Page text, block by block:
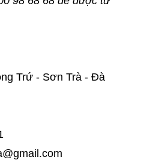
Trứ - Sơn Trà - Đà